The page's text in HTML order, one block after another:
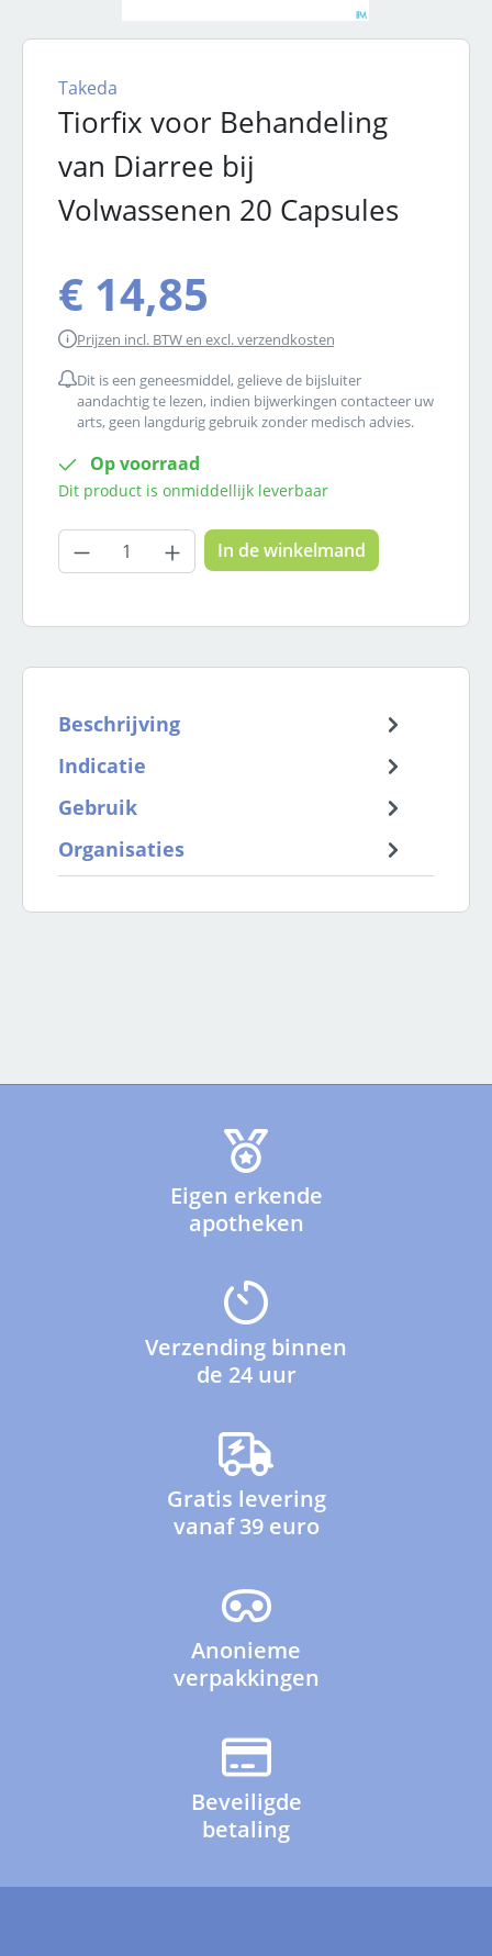
Tiorfix voor Behandeling
van Diarree bij
Volwassenen 20 Capsules
Takeda
€ 14,85
Prijzen incl. BTW en excl. verzendkosten
Dit is een geneesmiddel, gelieve de bijsluiter
aandachtig te lezen, indien bijwerkingen contacteer uw
arts, geen langdurig gebruik zonder medisch advies.
Op voorraad
Dit product is onmiddellijk leverbaar
Producthoeveelheid: Voer de
In de winkelmand
Beschrijving
Indicatie
Gebruik
Organisaties
Eigen erkende
apotheken
Verzending binnen
de 24 uur
Gratis levering
vanaf 39 euro
Anonieme
verpakkingen
Beveiligde
betaling